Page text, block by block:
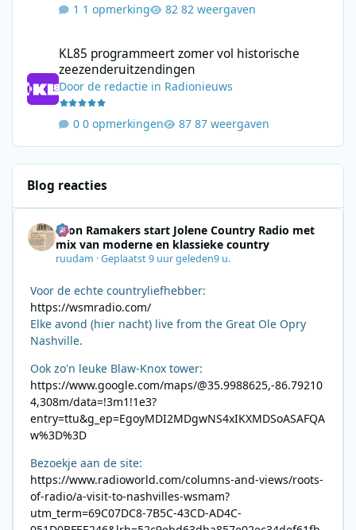
1 opmerking 82 weergaven
KL85 programmeert zomer vol historische
zeezenderuitzendingen
Doorde redactie in Radionieuws
0 opmerkingen 87 weergaven
Blog reacties
Leon Ramakers start Jolene Country Radio met
mix van moderne en klassieke country
ruudam ·Geplaatst9 uur geleden9 u.
Voor de echte countryliefhebber:
https://wsmradio.com/
Elke avond (hier nacht) live from the Great Ole Opry
Nashville.
Ook zo'n leuke Blaw-Knox tower:
https://www.google.com/maps/@35.9988625,-86.79210
4,308m/data=!3m1!1e3?
entry=ttu&g_ep=EgoyMDI2MDgwNS4xIKXMDSoASAFQA
w%3D%3D
Bezoekje aan de site:
https://www.radioworld.com/columns-and-views/roots-
of-radio/a-visit-to-nashvilles-wsmam?
utm_term=69C07DC8-7B5C-43CD-AD4C-